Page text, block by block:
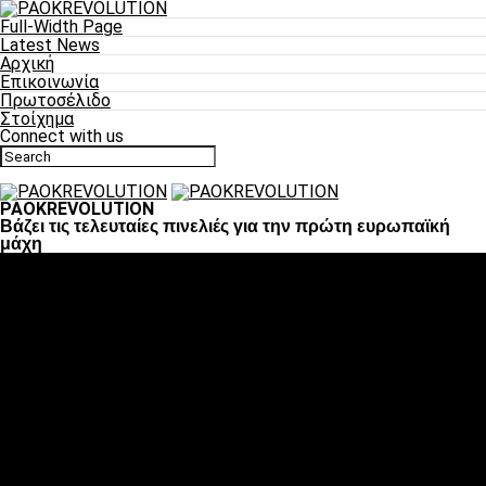
Full-Width Page
Latest News
Αρχική
Επικοινωνία
Πρωτοσέλιδο
Στοίχημα
Connect with us
PAOKREVOLUTION
Βάζει τις τελευταίες πινελιές για την πρώτη ευρωπαϊκή
μάχη